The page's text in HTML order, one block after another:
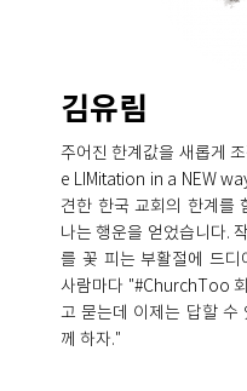
김유림
주어진 한계값을 새롭게
e LIMitation in a NEW
견한 한국 교회의 한계를
나는 행운을 얻었습니다.
를 꽃 피는 부활절에 드디
사람마다 "#ChurchToo
고 묻는데 이제는 답할 수
께 하자."